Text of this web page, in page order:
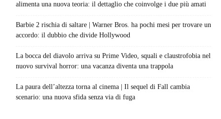
alimenta una nuova teoria: il dettaglio che coinvolge i due più amati
Barbie 2 rischia di saltare | Warner Bros. ha pochi mesi per trovare un
accordo: il dubbio che divide Hollywood
La bocca del diavolo arriva su Prime Video, squali e claustrofobia nel
nuovo survival horror: una vacanza diventa una trappola
La paura dell’altezza torna al cinema | Il sequel di Fall cambia
scenario: una nuova sfida senza via di fuga